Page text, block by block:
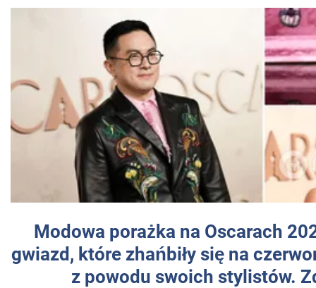
Modowa porażka na Oscarach
gwiazd, które zhańbiły się na
z powodu swoich stylistów.